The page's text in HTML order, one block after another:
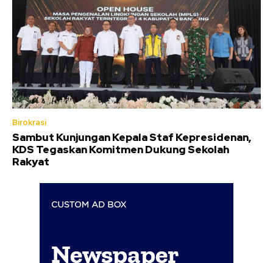
Birokrasi
Sambut Kunjungan Kepala Staf Kepresidenan,
KDS Tegaskan Komitmen Dukung Sekolah
Rakyat